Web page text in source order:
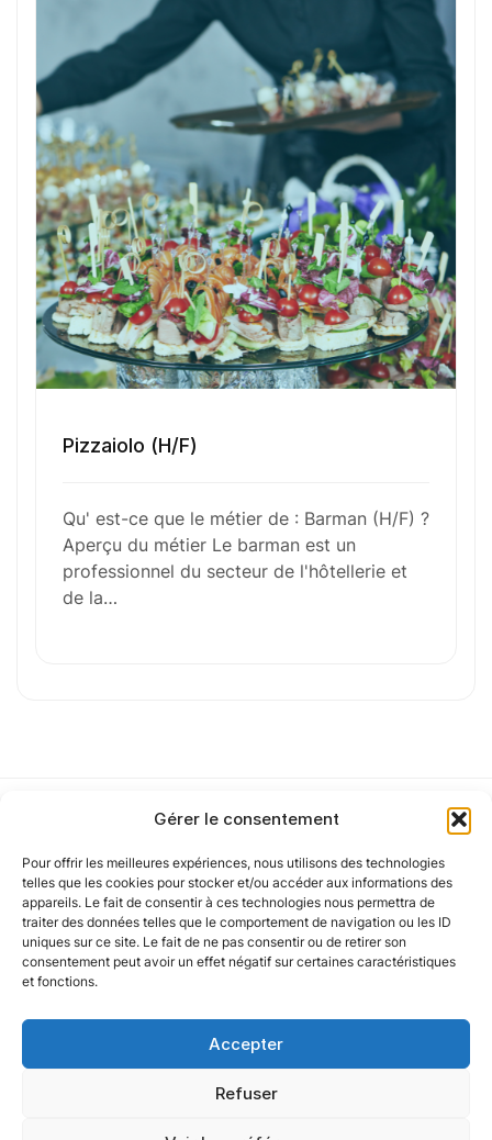
Gérer le consentement
Pour offrir les meilleures expériences, nous utilisons des technologies
telles que les cookies pour stocker et/ou accéder aux informations des
appareils. Le fait de consentir à ces technologies nous permettra de
traiter des données telles que le comportement de navigation ou les ID
uniques sur ce site. Le fait de ne pas consentir ou de retirer son
consentement peut avoir un effet négatif sur certaines caractéristiques
et fonctions.
Accepter
Refuser
Votre e-mail
Numéro de téléphone
Sélectionner une agence Oxygène Intérim/ BTT
Votre CV
Glisser & déposer les fichiers ici
Parcourir les fichiers
0 sur 1
J'accepte les
Pizzaiolo (H/F)
Qu' est-ce que le métier de : Barman (H/F) ?
Aperçu du métier Le barman est un
professionnel du secteur de l'hôtellerie et
de la…
Notre politique
Nos agences
Nos autres marques
Nos réseaux